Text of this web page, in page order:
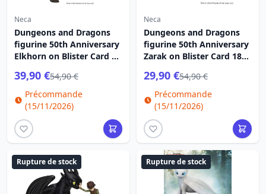
Neca
Dungeons and Dragons
figurine 50th Anniversary
Elkhorn on Blister Card 18
39,90 €54,90 €
Précommande
(15/11/2026)
Neca
Dungeons and Dragons
figurine 50th Anniversary
Zarak on Blister Card 18
29,90 €54,90 €
Précommande
(15/11/2026)
Rupture de stock Rupture de stock